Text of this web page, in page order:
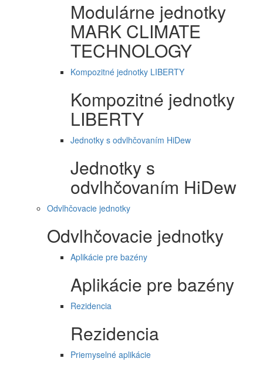
Modulárne jednotky
MARK CLIMATE
TECHNOLOGY
Kompozitné jednotky LIBERTY
Kompozitné jednotky
LIBERTY
Jednotky s odvlhčovaním HiDew
Jednotky s
odvlhčovaním HiDew
Odvlhčovacie jednotky
Odvlhčovacie jednotky
Aplikácie pre bazény
Aplikácie pre bazény
Rezidencia
Rezidencia
Priemyselné aplikácie